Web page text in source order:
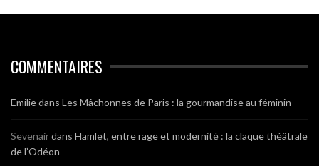
COMMENTAIRES
Emiliedans Les Mâchonnes de Paris : la gourmandise au féminin
Sevenairdans Hamlet, entre rage et modernité : la claque théâtrale
de l’Odéon